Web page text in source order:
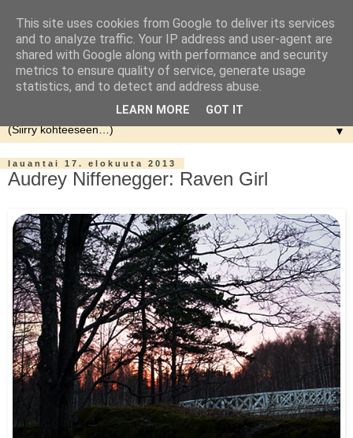
▼
lauantai 17. elokuuta 2013
Audrey Niffenegger: Raven Girl
This site uses cookies from Google to deliver its services
and to analyze traffic. Your IP address and user-agent are
shared with Google along with performance and security
metrics to ensure quality of service, generate usage
statistics, and to detect and address abuse.
LEARN MORE GOT IT